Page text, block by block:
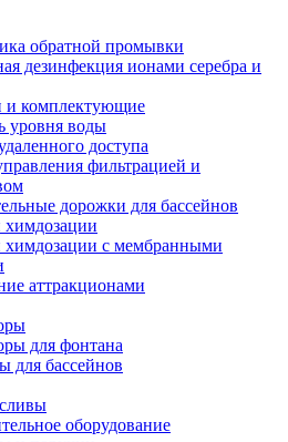
обратной промывки
дезинфекция ионами серебра и
и комплектующие
уровня воды
доступа
фильтрацией и
дорожки для бассейнов
с мембранными
аттракционами
для фонтана
для бассейнов
оборудование